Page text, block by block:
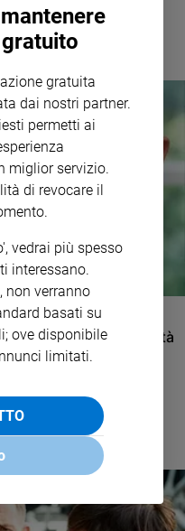
mette alla prova la carità
un padre anziano che è
a criticare tutto e tutti.
gratuita
dai nostri partner.
permetti ai
miglior servizio.
di revocare il
vedrai più spesso
interessano.
non verranno
basati su
ove disponibile
limitati.